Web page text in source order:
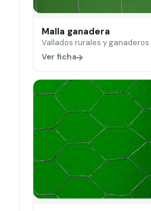
Malla ganadera
Vallados rurales y ganaderos.
Ver ficha